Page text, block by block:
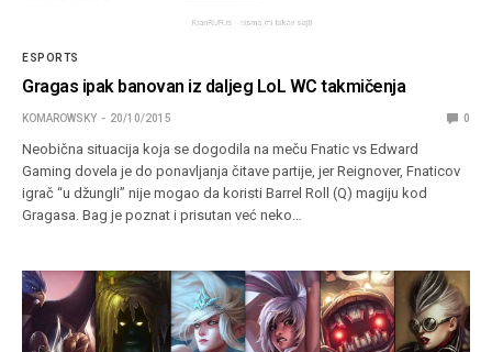
ESPORTS
Gragas ipak banovan iz daljeg LoL WC takmičenja
KOMAROWSKY 20/10/2015 0
Neobična situacija koja se dogodila na meču Fnatic vs Edward
Gaming dovela je do ponavljanja čitave partije, jer Reignover, Fnaticov
igrač “u džungli” nije mogao da koristi Barrel Roll (Q) magiju kod
Gragasa. Bag je poznat i prisutan već neko…